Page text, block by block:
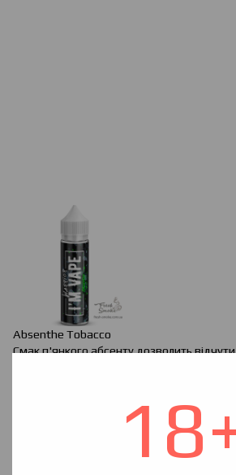
Absenthe Tobacco
Смак п'янкого абсенту дозволить